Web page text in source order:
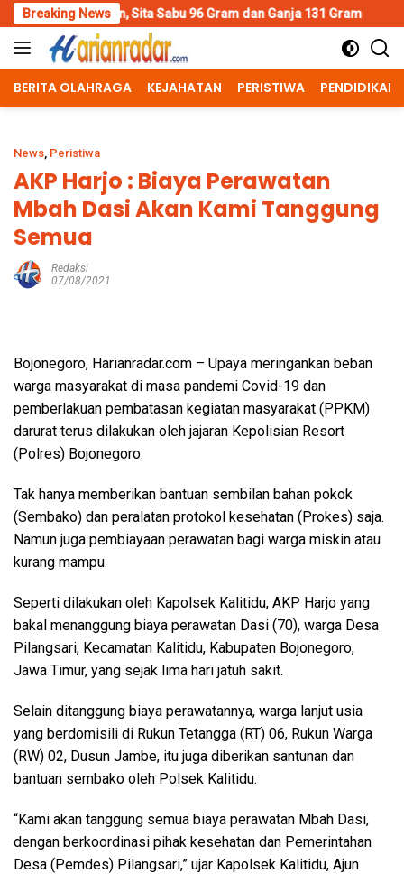
Skip
to
content
Breaking News
Sabu 96 Gram dan Ganja 131 Gram Wujud Polisi
BERITA OLAHRAGA KEJAHATAN PERISTIWA PENDIDIKAN
News, Peristiwa
AKP Harjo : Biaya Perawatan
Mbah Dasi Akan Kami Tanggung
Semua
Redaksi
07/08/2021
Bojonegoro, Harianradar.com – Upaya meringankan beban
warga masyarakat di masa pandemi Covid-19 dan
pemberlakuan pembatasan kegiatan masyarakat (PPKM)
darurat terus dilakukan oleh jajaran Kepolisian Resort
(Polres) Bojonegoro.
Tak hanya memberikan bantuan sembilan bahan pokok
(Sembako) dan peralatan protokol kesehatan (Prokes) saja.
Namun juga pembiayaan perawatan bagi warga miskin atau
kurang mampu.
Seperti dilakukan oleh Kapolsek Kalitidu, AKP Harjo yang
bakal menanggung biaya perawatan Dasi (70), warga Desa
Pilangsari, Kecamatan Kalitidu, Kabupaten Bojonegoro,
Jawa Timur, yang sejak lima hari jatuh sakit.
Selain ditanggung biaya perawatannya, warga lanjut usia
yang berdomisili di Rukun Tetangga (RT) 06, Rukun Warga
(RW) 02, Dusun Jambe, itu juga diberikan santunan dan
bantuan sembako oleh Polsek Kalitidu.
“Kami akan tanggung semua biaya perawatan Mbah Dasi,
dengan berkoordinasi pihak kesehatan dan Pemerintahan
Desa (Pemdes) Pilangsari,” ujar Kapolsek Kalitidu, Ajun